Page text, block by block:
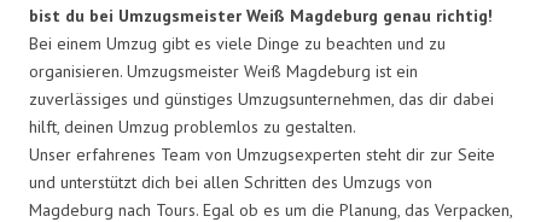
bist du bei Umzugsmeister Weiß Magdeburg genau richtig!
Bei einem Umzug gibt es viele Dinge zu beachten und zu
organisieren. Umzugsmeister Weiß Magdeburg ist ein
zuverlässiges und günstiges Umzugsunternehmen, das dir dabei
hilft, deinen Umzug problemlos zu gestalten.
Unser erfahrenes Team von Umzugsexperten steht dir zur Seite
und unterstützt dich bei allen Schritten des Umzugs von
Magdeburg nach Tours. Egal ob es um die Planung, das Verpacken,